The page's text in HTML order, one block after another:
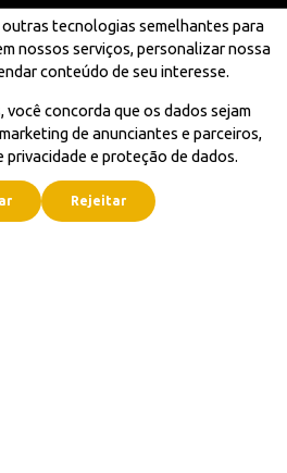
tecnologias semelhantes para
nossos serviços, personalizar nossa
conteúdo de seu interesse.
você concorda que os dados sejam
de anunciantes e parceiros,
e proteção de dados.
Rejeitar